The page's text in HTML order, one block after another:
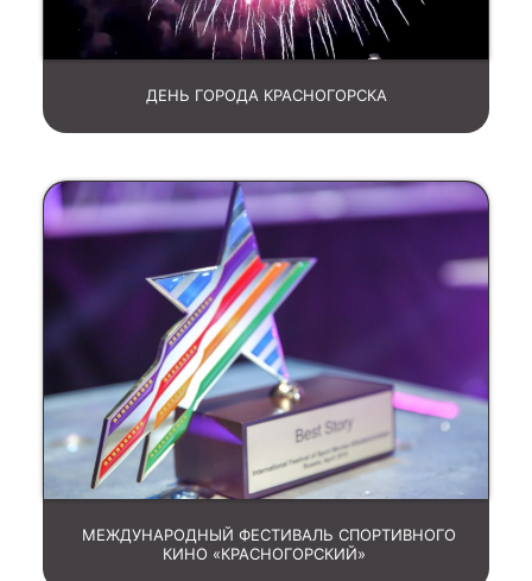
ДЕНЬ ГОРОДА КРАСНОГОРСКА
МЕЖДУНАРОДНЫЙ ФЕСТИВАЛЬ СПОРТИВНОГО
КИНО «КРАСНОГОРСКИЙ»